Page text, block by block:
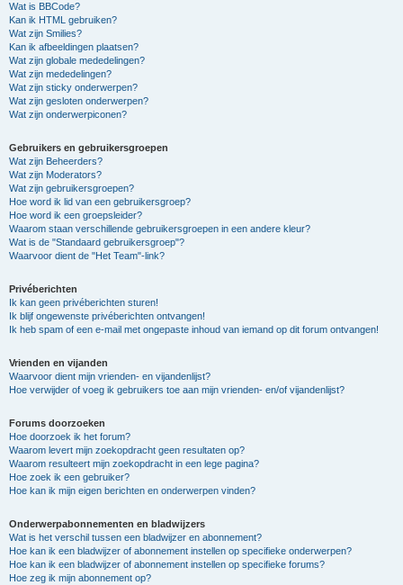
Wat is BBCode?
Kan ik HTML gebruiken?
Wat zijn Smilies?
Kan ik afbeeldingen plaatsen?
Wat zijn globale mededelingen?
Wat zijn mededelingen?
Wat zijn sticky onderwerpen?
Wat zijn gesloten onderwerpen?
Wat zijn onderwerpiconen?
Gebruikers en gebruikersgroepen
Wat zijn Beheerders?
Wat zijn Moderators?
Wat zijn gebruikersgroepen?
Hoe word ik lid van een gebruikersgroep?
Hoe word ik een groepsleider?
Waarom staan verschillende gebruikersgroepen in een andere kleur?
Wat is de "Standaard gebruikersgroep"?
Waarvoor dient de "Het Team"-link?
Privéberichten
Ik kan geen privéberichten sturen!
Ik blijf ongewenste privéberichten ontvangen!
Ik heb spam of een e-mail met ongepaste inhoud van iemand op dit forum ontvangen!
Vrienden en vijanden
Waarvoor dient mijn vrienden- en vijandenlijst?
Hoe verwijder of voeg ik gebruikers toe aan mijn vrienden- en/of vijandenlijst?
Forums doorzoeken
Hoe doorzoek ik het forum?
Waarom levert mijn zoekopdracht geen resultaten op?
Waarom resulteert mijn zoekopdracht in een lege pagina?
Hoe zoek ik een gebruiker?
Hoe kan ik mijn eigen berichten en onderwerpen vinden?
Onderwerpabonnementen en bladwijzers
Wat is het verschil tussen een bladwijzer en abonnement?
Hoe kan ik een bladwijzer of abonnement instellen op specifieke onderwerpen?
Hoe kan ik een bladwijzer of abonnement instellen op specifieke forums?
Hoe zeg ik mijn abonnement op?